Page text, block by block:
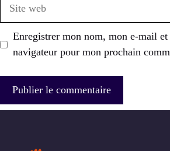
Enregistrer mon nom, mon e-mail
navigateur pour mon prochain